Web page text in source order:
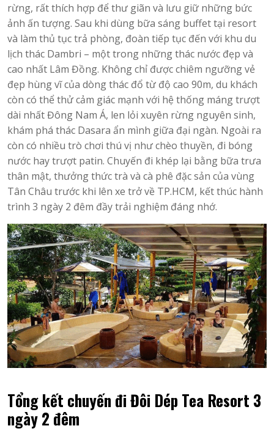
rừng, rất thích hợp để thư giãn và lưu giữ những bức
ảnh ấn tượng. Sau khi dùng bữa sáng buffet tại resort
và làm thủ tục trả phòng, đoàn tiếp tục đến với khu du
lịch thác Dambri – một trong những thác nước đẹp và
cao nhất Lâm Đồng. Không chỉ được chiêm ngưỡng vẻ
đẹp hùng vĩ của dòng thác đổ từ độ cao 90m, du khách
còn có thể thử cảm giác mạnh với hệ thống máng trượt
dài nhất Đông Nam Á, len lỏi xuyên rừng nguyên sinh,
khám phá thác Dasara ẩn mình giữa đại ngàn. Ngoài ra
còn có nhiều trò chơi thú vị như chèo thuyền, đi bóng
nước hay trượt patin. Chuyến đi khép lại bằng bữa trưa
thân mật, thưởng thức trà và cà phê đặc sản của vùng
Tân Châu trước khi lên xe trở về TP.HCM, kết thúc hành
trình 3 ngày 2 đêm đầy trải nghiệm đáng nhớ.
Tổng kết chuyến đi Đôi Dép Tea Resort 3
ngày 2 đêm